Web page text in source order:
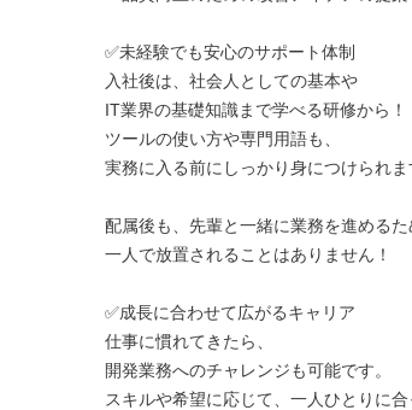
✅未経験でも安心のサポート体制
入社後は、社会人としての基本や
IT業界の基礎知識まで学べる研修から！
ツールの使い方や専門用語も、
実務に入る前にしっかり身につけられ
配属後も、先輩と一緒に業務を進めるた
一人で放置されることはありません！
✅成長に合わせて広がるキャリア
仕事に慣れてきたら、
開発業務へのチャレンジも可能です。
スキルや希望に応じて、一人ひとりに合